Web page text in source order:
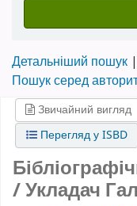
Детальніший пошук
Пошук серед
Звичайний вигляд
Перегляд у ISBD
/ Укладач